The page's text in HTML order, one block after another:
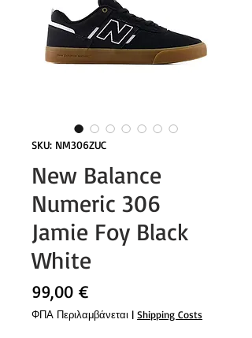
SKU: NM306ZUC
New Balance
Numeric 306
Jamie Foy Black
White
99,00 €Τιμή
ΦΠΑ Περιλαμβάνεται | Shipping Costs